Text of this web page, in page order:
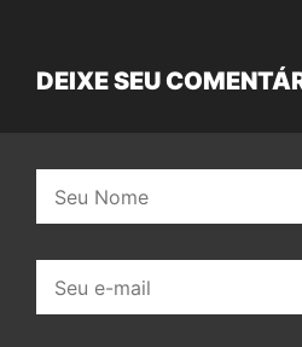
DEIXE SEU
mail: